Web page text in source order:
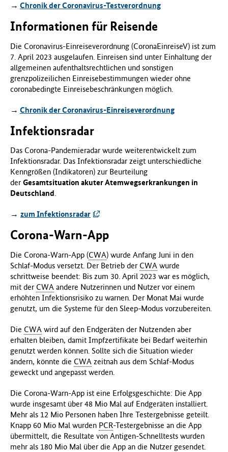
→ Chronik der Coronavirus-Testverordnung
Informationen für Reisende
Die Coronavirus-Einreiseverordnung (CoronaEinreiseV) ist zum
7. April 2023 ausgelaufen. Einreisen sind unter Einhaltung der
allgemeinen aufenthaltsrechtlichen und sonstigen
grenzpolizeilichen Einreisebestimmungen wieder ohne
coronabedingte Einreisebeschränkungen möglich.
→ Chronik der Coronavirus-Einreiseverordnung
Infektionsradar
Das Corona-Pandemieradar wurde weiterentwickelt zum
Infektionsradar. Das Infektionsradar zeigt unterschiedliche
Kenngrößen (Indikatoren) zur Beurteilung
der Gesamtsituation akuter Atemwegserkrankungen in
Deutschland.
→ zum Infektionsradar
Corona-Warn-App
Die Corona-Warn-App (CWA) wurde Anfang Juni in den
Schlaf-Modus versetzt. Der Betrieb der CWA wurde
schrittweise beendet: Bis zum 30. April 2023 war es möglich,
mit der CWA andere Nutzerinnen und Nutzer vor einem
erhöhten Infektionsrisiko zu warnen. Der Monat Mai wurde
genutzt, um die Systeme für den Sleep-Modus vorzubereiten.
Die CWA wird auf den Endgeräten der Nutzenden aber
erhalten bleiben, damit Impfzertifikate bei Bedarf weiterhin
genutzt werden können. Sollte sich die Situation wieder
ändern, könnte die CWA zeitnah aus dem Schlaf-Modus
geweckt und angepasst werden.
Die Corona-Warn-App ist eine Erfolgsgeschichte: Die App
wurde insgesamt über 48 Mio Mal auf Endgeräten installiert.
Mehr als 12 Mio Personen haben Ihre Testergebnisse geteilt.
Knapp 60 Mio Mal wurden PCR-Testergebnisse an die App
übermittelt, die Resultate von Antigen-Schnelltests wurden
mehr als 180 Mio Mal über die App an die Nutzer gesendet.